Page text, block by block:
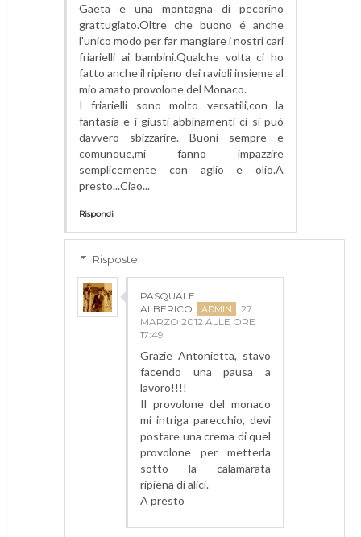
Gaeta e una montagna di pecorino
grattugiato.Oltre che buono é anche
l'unico modo per far mangiare i nostri cari
friarielli ai bambini.Qualche volta ci ho
fatto anche il ripieno dei ravioli insieme al
mio amato provolone del Monaco.
I friarielli sono molto versatili,con la
fantasia e i giusti abbinamenti ci si può
davvero sbizzarire. Buoni sempre e
comunque,mi fanno impazzire
semplicemente con aglio e olio.A
presto...Ciao...
Rispondi
Risposte
PASQUALE
ALBERICO
27
MARZO 2012 ALLE ORE
17:49
Grazie Antonietta, stavo
facendo una pausa a
lavoro!!!!
Il provolone del monaco
mi intriga parecchio, devi
postare una crema di quel
provolone per metterla
sotto la calamarata
ripiena di alici.
A presto